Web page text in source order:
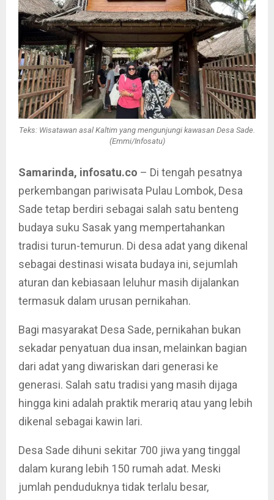
Teks: Wisatawan asal Kaltim yang mengunjungi kawasan Desa Sade.
(Emmi/Infosatu)
Samarinda, infosatu.co – Di tengah pesatnya
perkembangan pariwisata Pulau Lombok, Desa
Sade tetap berdiri sebagai salah satu benteng
budaya suku Sasak yang mempertahankan
tradisi turun-temurun. Di desa adat yang dikenal
sebagai destinasi wisata budaya ini, sejumlah
aturan dan kebiasaan leluhur masih dijalankan
termasuk dalam urusan pernikahan.
Bagi masyarakat Desa Sade, pernikahan bukan
sekadar penyatuan dua insan, melainkan bagian
dari adat yang diwariskan dari generasi ke
generasi. Salah satu tradisi yang masih dijaga
hingga kini adalah praktik merariq atau yang lebih
dikenal sebagai kawin lari.
Desa Sade dihuni sekitar 700 jiwa yang tinggal
dalam kurang lebih 150 rumah adat. Meski
jumlah penduduknya tidak terlalu besar,